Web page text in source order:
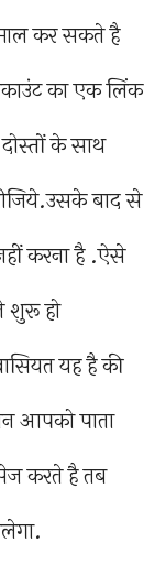
कर सकते है
का एक लिंक
के साथ
बाद से
करना है .ऐसे
हो
यह है की
आपको पाता
करते है तब